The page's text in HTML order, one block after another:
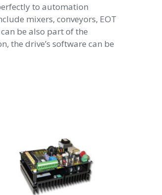
to automation
mixers, conveyors, EOT
be also part of the
the drive’s software can be